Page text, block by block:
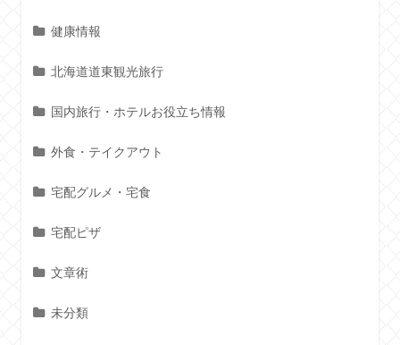
健康情報
北海道道東観光旅行
国内旅行・ホテルお役立ち情報
外食・テイクアウト
宅配グルメ・宅食
宅配ピザ
文章術
未分類